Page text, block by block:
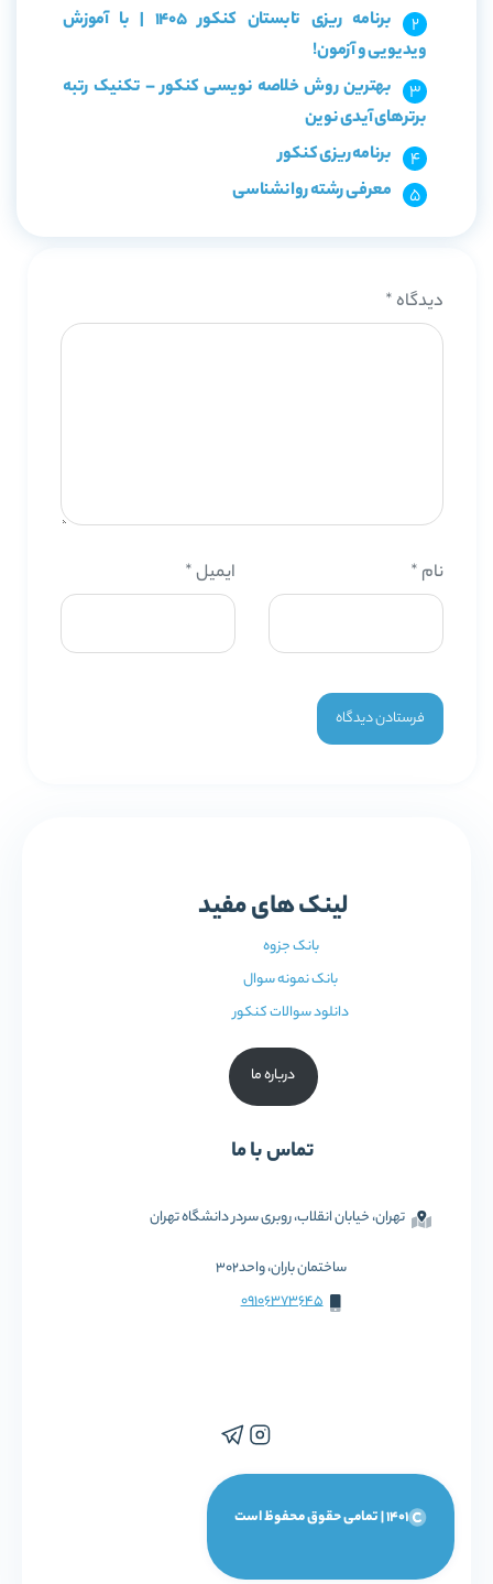
برنامه ریزی تابستان کنکور 1405 | با آموزش
ویدیویی و آزمون!
بهترین روش خلاصه نویسی کنکور – تکنیک رتبه
برترهای آیدی نوین
برنامه ریزی کنکور
معرفی رشته روانشناسی
دیدگاه *
نام * ایمیل*
لینک های مفید
بانک جزوه
بانک نمونه سوال
دانلود سوالات کنکور
درباره ما
تماس با ما
تهران، خیابان انقلاب، روبری سردر دانشگاه تهران
ساختمان باران، واحد302
09106373645
1401 | تمامی حقوق محفوظ است